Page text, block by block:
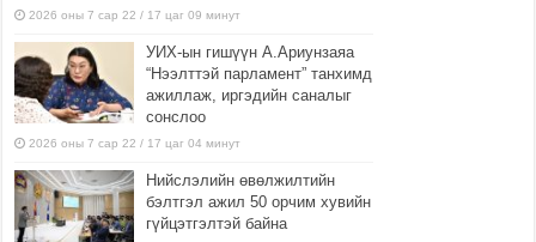
2026 оны 7 сар 22 / 17 цаг 09 минут
УИХ-ын гишүүн А.Ариунзаяа
“Нээлттэй парламент” танхимд
ажиллаж, иргэдийн саналыг
сонслоо
2026 оны 7 сар 22 / 17 цаг 04 минут
Нийслэлийн өвөлжилтийн
бэлтгэл ажил 50 орчим хувийн
гүйцэтгэлтэй байна